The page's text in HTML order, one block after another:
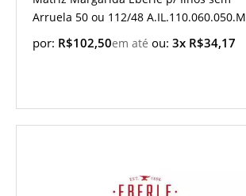
Arruela 50 ou 112/48 A.IL.110.060.050.M
por: R$102,50 ou: 3x R$34,17